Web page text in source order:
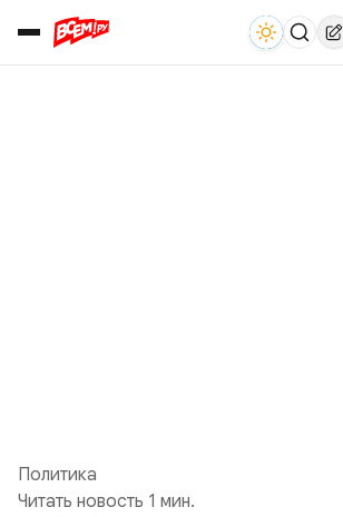
Политика
Читать новость 1 мин.